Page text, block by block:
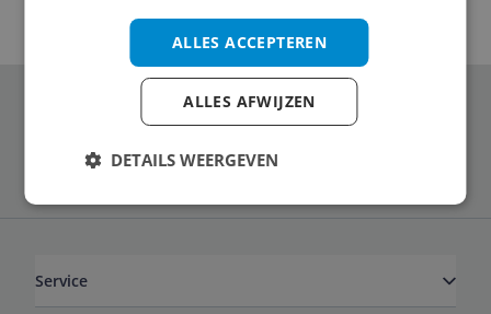
Schrijf je in voor onze nieuwsbrief
Service
ALLES ACCEPTEREN
ALLES AFWIJZEN
DETAILS WEERGEVEN